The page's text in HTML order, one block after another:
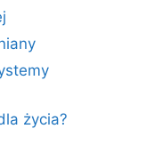
życia?